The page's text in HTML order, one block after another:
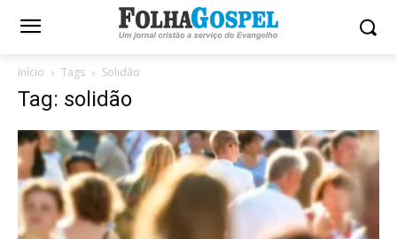
Início Tags Solidão
Tag: solidão